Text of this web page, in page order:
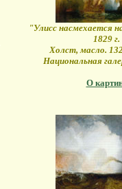
"Улисс насмехается
1829 г.
Холст, масло.
Национальная
О